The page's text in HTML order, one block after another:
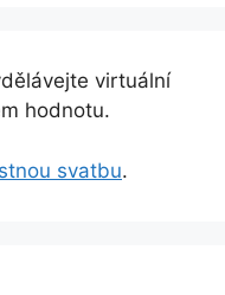
virtuální
hodnotu.
svatbu.